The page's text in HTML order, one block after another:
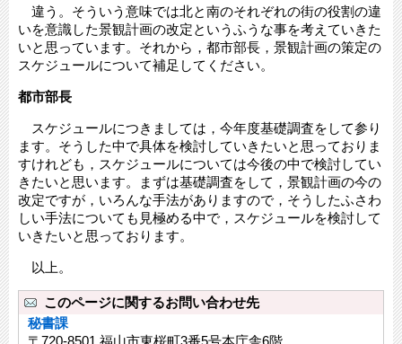
違う。そういう意味では北と南のそれぞれの街の役割の違
いを意識した景観計画の改定というふうな事を考えていきた
いと思っています。それから，都市部長，景観計画の策定の
スケジュールについて補足してください。
都市部長
スケジュールにつきましては，今年度基礎調査をして参り
ます。そうした中で具体を検討していきたいと思っておりま
すけれども，スケジュールについては今後の中で検討してい
きたいと思います。まずは基礎調査をして，景観計画の今の
改定ですが，いろんな手法がありますので，そうしたふさわ
しい手法についても見極める中で，スケジュールを検討して
いきたいと思っております。
以上。
このページに関するお問い合わせ先
秘書課
〒720-8501 福山市東桜町3番5号本庁舎6階